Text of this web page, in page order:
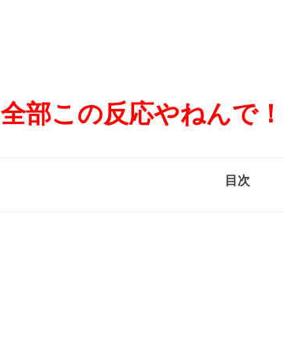
全部この反応やねんで！
目次